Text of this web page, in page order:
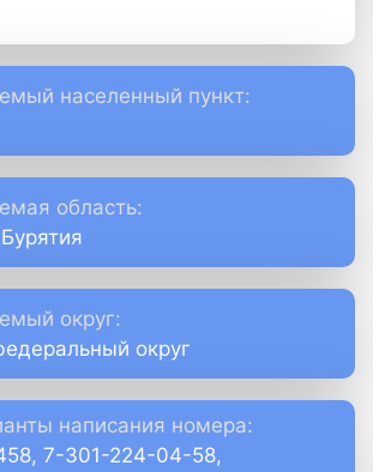
населенный пункт:
область:
округ:
округ
написания номера:
7-301-224-04-58,